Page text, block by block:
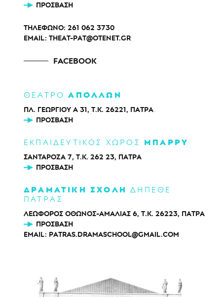
ΠΡΌΣΒΑΣΗ
ΤΗΛΕΦΩΝΟ: 261 062 3730
EMAIL: THEAT-PAT@OTENET.GR
FACEBOOK
ΘΕΑΤΡΟΑΠΟΛΛΩΝ
ΠΛ. ΓΕΩΡΓΙΟΥ Α 31, Τ.Κ. 26221, ΠΑΤΡΑ
ΠΡΌΣΒΑΣΗ
ΕΚΠΑΙΔΕΥΤΙΚΟΣ ΧΩΡΟΣ ΜΠΑΡΡΥ
ΣΑΝΤΑΡΟΖΑ 7, Τ.Κ. 262 23, ΠΑΤΡΑ
ΠΡΌΣΒΑΣΗ
ΔΡΑΜΑΤΙΚΗ ΣΧΟΛΗ ΔΗΠΕΘΕ
ΠΑΤΡΑΣ
ΛΕΩΦΟΡΟΣ ΟΘΩΝΟΣ-ΑΜΑΛΙΑΣ 6, Τ.Κ. 26223, ΠΑΤΡΑ
ΠΡΌΣΒΑΣΗ
EMAIL: PATRAS.DRAMASCHOOL@GMAIL.COM